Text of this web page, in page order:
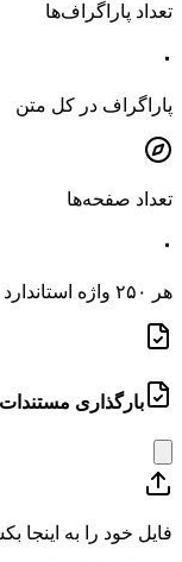
تعداد پاراگراف‌ها
۰
پاراگراف‌ در کل متن
تعداد صفحه‌ها
۰
هر ۲۵۰ واژه استاندارد
بارگذاری مستندات
فایل خود را به اینجا